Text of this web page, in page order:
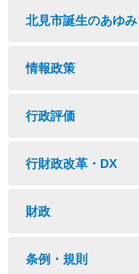
北見市誕生のあゆみ
情報政策
行政評価
行財政改革・DX
財政
条例・規則